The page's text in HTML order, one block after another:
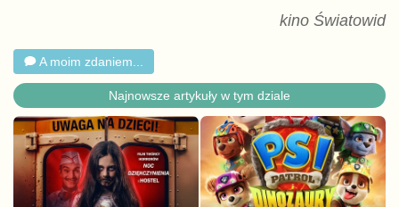
kino Światowid
A moim zdaniem...
Najnowsze artykuły w tym dziale